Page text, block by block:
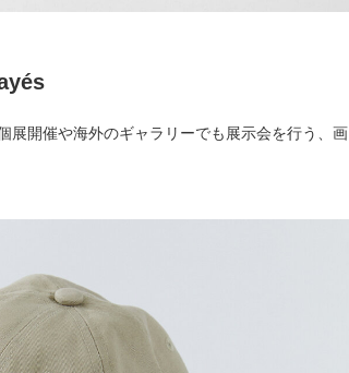
展開催や海外のギャラリーでも展示会を行う、画